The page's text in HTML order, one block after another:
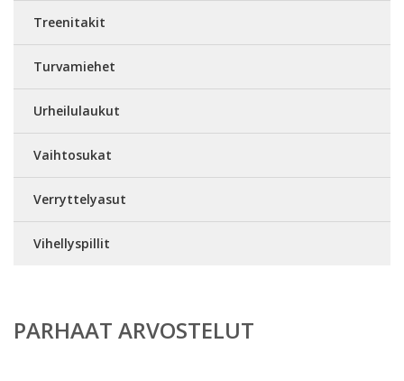
Treenitakit
Turvamiehet
Urheilulaukut
Vaihtosukat
Verryttelyasut
Vihellyspillit
PARHAAT ARVOSTELUT